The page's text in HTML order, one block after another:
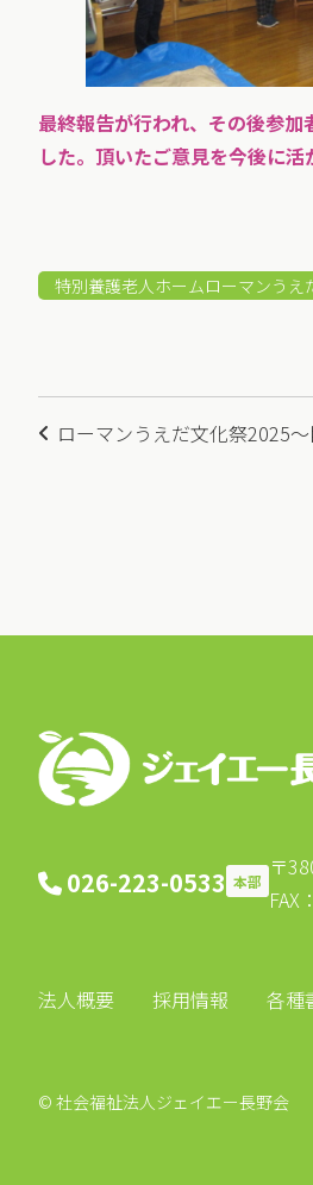
最終報告が行われ、その後参
した。頂いたご意見を今後に活
特別養護老人ホームローマンうえ
投
ゲ
シ
ョ
ローマンうえだ文化祭2025
026-223-0533 本部
〒
FAX
法人概要 採用情報 各種
© 社会福祉法人ジェイエー長野会